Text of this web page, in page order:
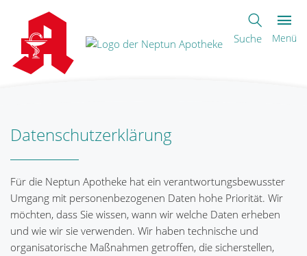
Suche Menü
Datenschutzerklärung
Für die Neptun Apotheke hat ein verantwortungsbewusster
Umgang mit personenbezogenen Daten hohe Priorität. Wir
möchten, dass Sie wissen, wann wir welche Daten erheben
und wie wir sie verwenden. Wir haben technische und
organisatorische Maßnahmen getroffen, die sicherstellen,